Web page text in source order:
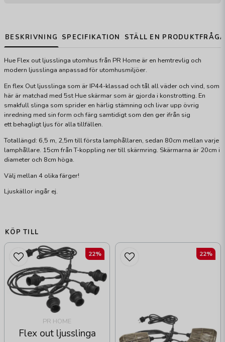
BESKRIVNING SPECIFIKATION STÄLL EN
Hue Flex out ljusslinga utomhus från PR Home är en hemtrevlig och
modern ljusslinga anpassad för utomhusmiljöer.
En flex Out ljusslinga som är IP44-klassad och tål all väder och vind, som
här är matchad med 5st Hue skärmar som är gjorda i konstrotting. En
smakfull slinga som sprider en härlig stämning och livar upp övrig
inredning med sin form och färg samtidigt som den ger ifrån sig
ett behagligt ljus för alla tillfällen.
Totallängd: 6,5 m, 2,5m till första lamphållaren, sedan 80cm mellan varje
lamphållare. 15cm från T-koppling ner till skärmring. Skärmarna är 20cm i
diameter och 8cm höga.
Välj mellan 4 olika färger!
Ljuskällor ingår ej.
KÖP TILL
PR HOME
Flex out ljusslinga
22% 22%